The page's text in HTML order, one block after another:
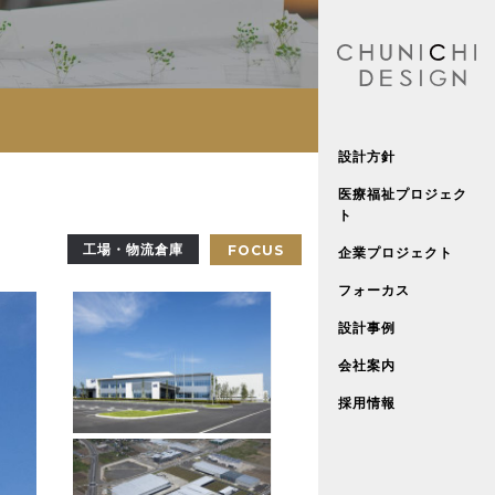
設計方針
医療福祉プロジェク
ト
企業プロジェクト
フォーカス
設計事例
会社案内
採用情報
工場・物流倉庫 FOCUS